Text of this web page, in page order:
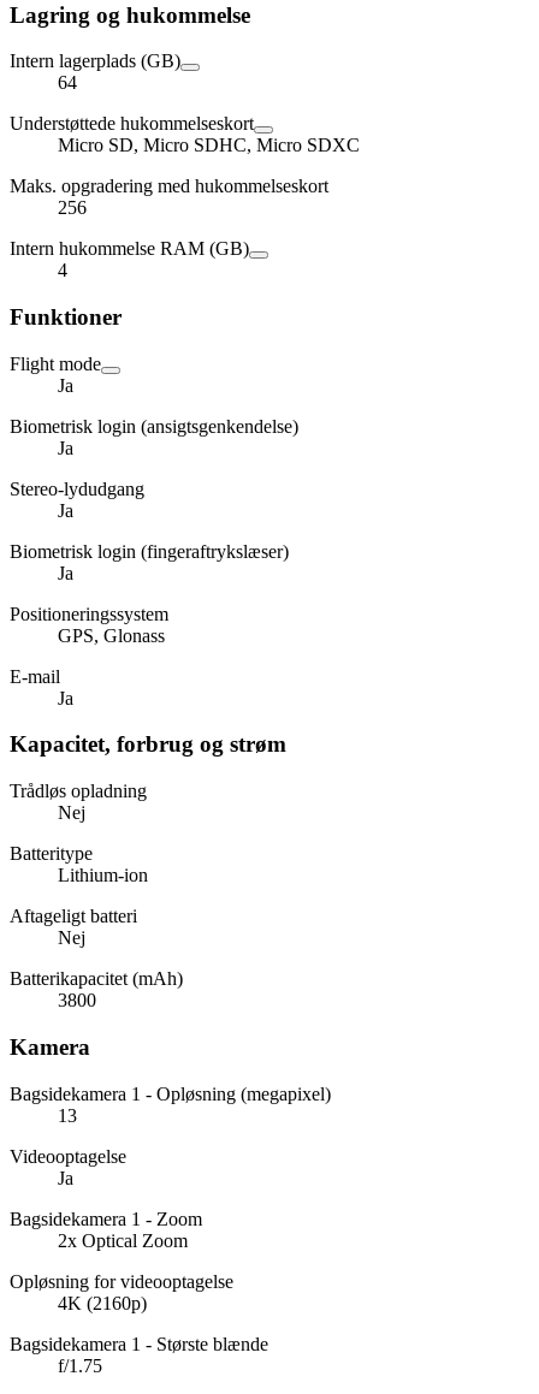
Lagring og hukommelse
Intern lagerplads (GB)
64
Understøttede hukommelseskort
Micro SD, Micro SDHC, Micro SDXC
Maks. opgradering med hukommelseskort
256
Intern hukommelse RAM (GB)
4
Funktioner
Flight mode
Ja
Biometrisk login (ansigtsgenkendelse)
Ja
Stereo-lydudgang
Ja
Biometrisk login (fingeraftrykslæser)
Ja
Positioneringssystem
GPS, Glonass
E-mail
Ja
Kapacitet, forbrug og strøm
Trådløs opladning
Nej
Batteritype
Lithium-ion
Aftageligt batteri
Nej
Batterikapacitet (mAh)
3800
Kamera
Bagsidekamera 1 - Opløsning (megapixel)
13
Videooptagelse
Ja
Bagsidekamera 1 - Zoom
2x Optical Zoom
Opløsning for videooptagelse
4K (2160p)
Bagsidekamera 1 - Største blænde
f/1.75